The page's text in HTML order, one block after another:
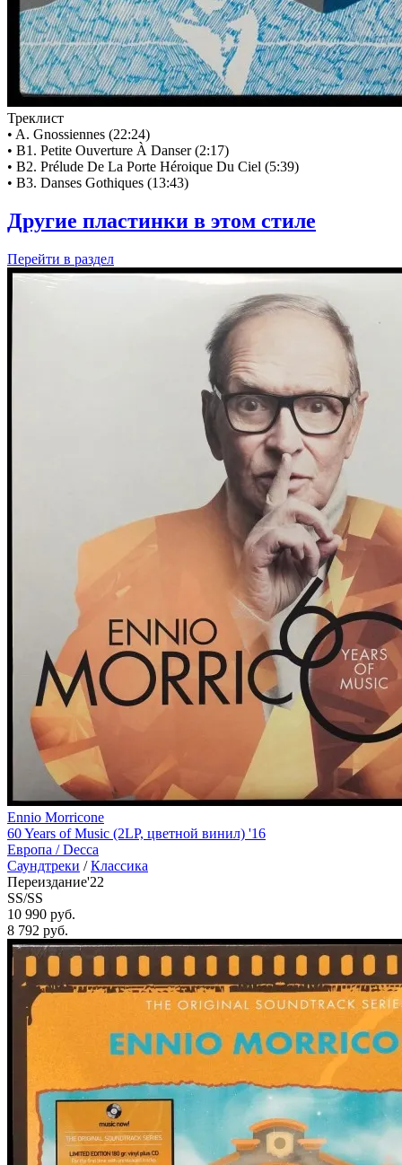
Треклист
• A. Gnossiennes (22:24)
• B1. Petite Ouverture À Danser (2:17)
• B2. Prélude De La Porte Héroique Du Ciel (5:39)
• B3. Danses Gothiques (13:43)
Другие пластинки в этом стиле
Перейти в раздел
Ennio Morricone
60 Years of Music (2LP, цветной винил) '16
Европа /Decca
Саундтреки /Классика
Переиздание'22
SS/SS
10 990 руб.
8 792 руб.